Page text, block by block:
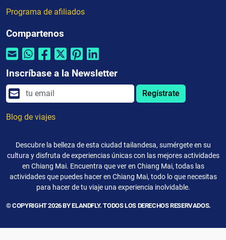
Programa de afiliados
Compartenos
Inscríbase a la Newsletter
Regístrate
Blog de viajes
Descubre la belleza de esta ciudad tailandesa, sumérgete en su
cultura y disfruta de experiencias únicas con las mejores actividades
en Chiang Mai. Encuentra que ver en Chiang Mai, todas las
actividades que puedes hacer en Chiang Mai, todo lo que necesitas
para hacer de tu viaje una experiencia inolvidable.
© COPYRIGHT 2026 BY ELANDFLY. TODOS LOS DERECHOS RESERVADOS.